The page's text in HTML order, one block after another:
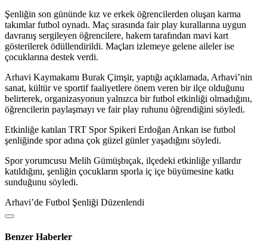
Şenliğin son gününde kız ve erkek öğrencilerden oluşan karma
takımlar futbol oynadı. Maç sırasında fair play kurallarına uygun
davranış sergileyen öğrencilere, hakem tarafından mavi kart
gösterilerek ödüllendirildi. Maçları izlemeye gelene aileler ise
çocuklarına destek verdi.
Arhavi Kaymakamı Burak Çimşir, yaptığı açıklamada, Arhavi’nin
sanat, kültür ve sportif faaliyetlere önem veren bir ilçe olduğunu
belirterek, organizasyonun yalnızca bir futbol etkinliği olmadığını,
öğrencilerin paylaşmayı ve fair play ruhunu öğrendiğini söyledi.
Etkinliğe katılan TRT Spor Spikeri Erdoğan Arıkan ise futbol
şenliğinde spor adına çok güzel günler yaşadığını söyledi.
Spor yorumcusu Melih Gümüşbıçak, ilçedeki etkinliğe yıllardır
katıldığını, şenliğin çocukların sporla iç içe büyümesine katkı
sunduğunu söyledi.
Arhavi’de Futbol Şenliği Düzenlendi
Benzer Haberler